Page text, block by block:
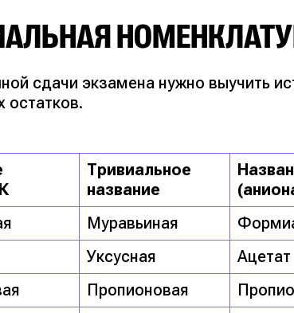
сдачи экзамена нужно выучить
остатков.
Тривиальное
название
Муравьиная
Уксусная Ацетат
Пропионовая